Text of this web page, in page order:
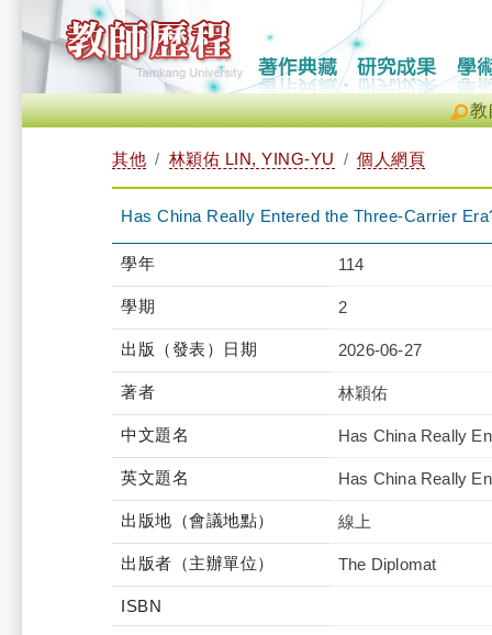
教
其他 林穎佑 LIN, YING-YU 個人網頁
Has China Really Entered the Three-Carrier
學年 114
學期 2
出版（發表）日期 2026-06-27
著者 林穎佑
中文題名 Has China Really
英文題名 Has China Really
出版地（會議地點） 線上
出版者（主辦單位） The Diplomat
ISBN